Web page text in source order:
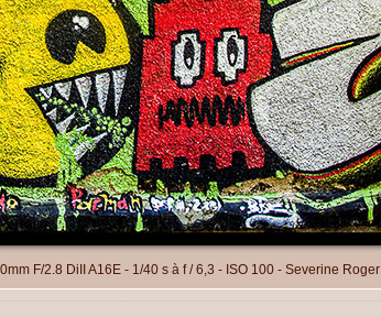
F/2.8 DiII A16E - 1/40 s à f / 6,3 - ISO 100 - Severine Roger